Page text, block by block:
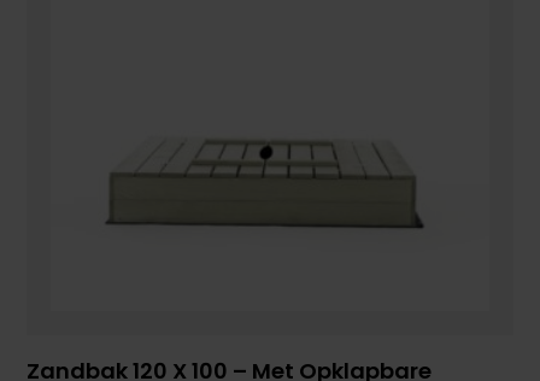
Zandbak 120 X 100 – Met Opklapbare